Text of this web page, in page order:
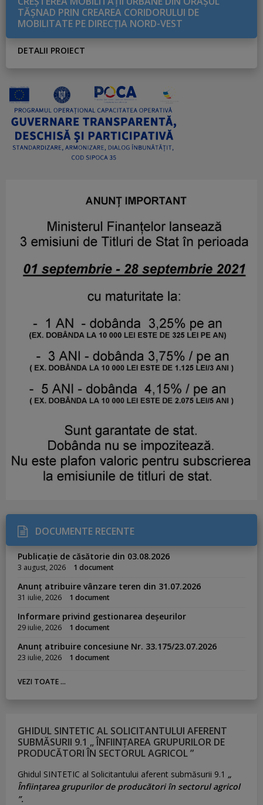
TĂŞNAD PRIN CREAREA CORIDORULUI DE
MOBILITATE PE DIRECŢIA NORD-VEST
DETALII PROIECT
DOCUMENTE RECENTE
Publicație de căsătorie din 03.08.2026
3 august, 2026 1 document
Anunț atribuire vânzare teren din 31.07.2026
31 iulie, 2026 1 document
Informare privind gestionarea deșeurilor
29 iulie, 2026 1 document
Anunț atribuire concesiune Nr. 33.175/23.07.2026
23 iulie, 2026 1 document
VEZI TOATE ...
GHIDUL SINTETIC AL SOLICITANTULUI AFERENT
SUBMĂSURII 9.1 „ ÎNFIINȚAREA GRUPURILOR DE
PRODUCĂTORI ÎN SECTORUL AGRICOL ”
Ghidul SINTETIC al Solicitantului aferent submăsurii 9.1 „
Înființarea grupurilor de producători în sectorul agricol
”.